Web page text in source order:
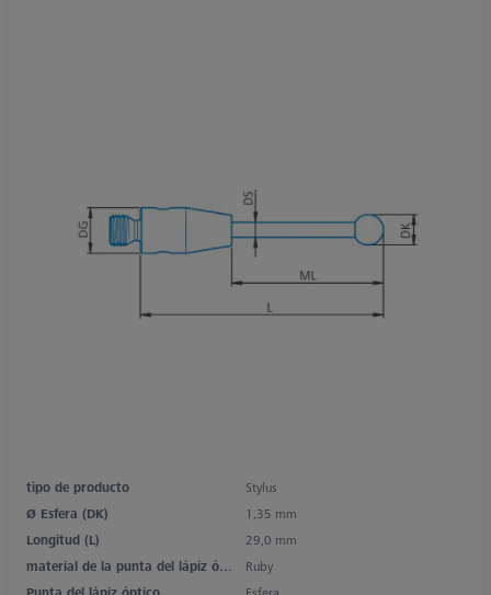
tipo de producto
Stylus
Ø Esfera (DK)
1,35 mm
Longitud (L)
29,0 mm
material de la punta del lápiz óptico
Ruby